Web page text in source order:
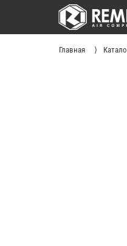
Главная